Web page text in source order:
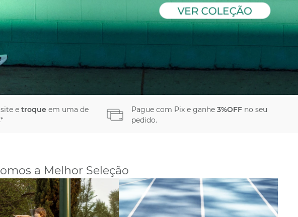
e troque em uma de
Pague com Pix e ganhe 3%OFFno seu
pedido.
a Melhor Seleção